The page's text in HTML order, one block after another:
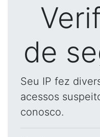
de
Seu IP fez
acessos
conosco.